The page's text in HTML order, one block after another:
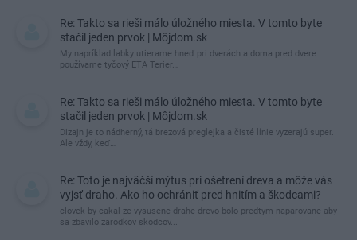
Re: Takto sa rieši málo úložného miesta. V tomto byte
stačil jeden prvok | Môjdom.sk
My napríklad labky utierame hneď pri dverách a doma pred dvere
používame tyčový ETA Terier…
Re: Takto sa rieši málo úložného miesta. V tomto byte
stačil jeden prvok | Môjdom.sk
Dizajn je to nádherný, tá brezová preglejka a čisté línie vyzerajú super.
Ale vždy, keď…
Re: Toto je najväčší mýtus pri ošetrení dreva a môže vás
vyjsť draho. Ako ho ochrániť pred hnitím a škodcami?
clovek by cakal ze vysusene drahe drevo bolo predtym naparovane aby
sa zbavilo zarodkov skodcov...